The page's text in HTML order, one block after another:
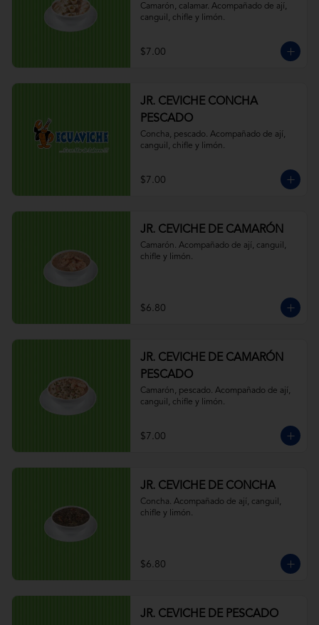
Camarón, calamar. Acompañado de ají,
canguil, chifle y limón.
$7.00
JR. CEVICHE CONCHA
PESCADO
Concha, pescado. Acompañado de ají,
canguil, chifle y limón.
$7.00
JR. CEVICHE DE CAMARÓN
Camarón. Acompañado de ají, canguil,
chifle y limón.
$6.80
JR. CEVICHE DE CAMARÓN
PESCADO
Camarón, pescado. Acompañado de ají,
canguil, chifle y limón.
$7.00
JR. CEVICHE DE CONCHA
Concha. Acompañado de ají, canguil,
chifle y limón.
$6.80
JR. CEVICHE DE PESCADO